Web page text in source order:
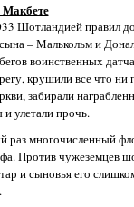
Макбете
Шотландией правил
– Малькольм и
воинственных
крушили все что
забирали
улетали прочь.
раз многочисленный
Против чужеземцев
и сыновья его